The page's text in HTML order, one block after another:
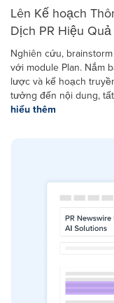
Lên Kế hoạch
Dịch PR Hiệu
Nghiên cứu,
với module Plan. Nắm
lược và kế hoạch
tưởng đến nội dung,
hiểu thêm